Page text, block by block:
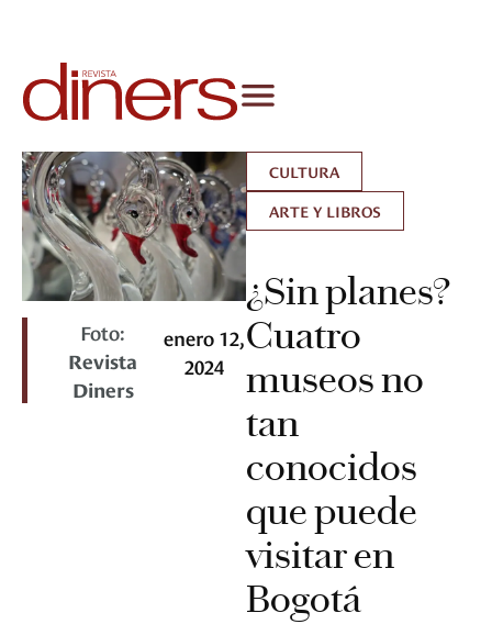
Foto:
Revista
Diners
enero 12,
2024
CULTURA
ARTE Y LIBROS
¿Sin planes?
Cuatro
museos no
tan
conocidos
que puede
visitar en
Bogotá